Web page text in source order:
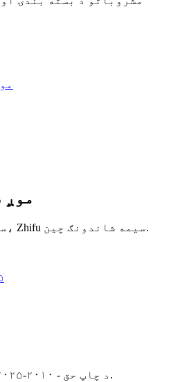
نمبر 149 Nandajie سړک، Zhifu سیمه شاندونګ چین.
© د چاپ حق - ۲۰۱۰-۲۰۲۵: ټول حقونه خوندي دي.